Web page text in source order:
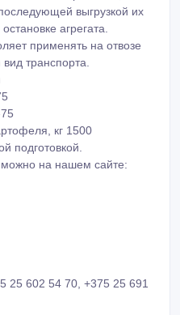
выгрузкой их
агрегата.
применять на отвозе
транспорта.
кг 1500
подготовкой.
можно на нашем сайте:
25 602 54 70, +375 25 691